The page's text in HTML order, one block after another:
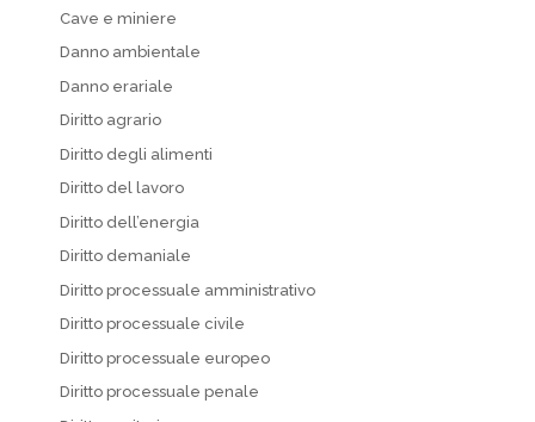
Cave e miniere
Danno ambientale
Danno erariale
Diritto agrario
Diritto degli alimenti
Diritto del lavoro
Diritto dell’energia
Diritto demaniale
Diritto processuale amministrativo
Diritto processuale civile
Diritto processuale europeo
Diritto processuale penale